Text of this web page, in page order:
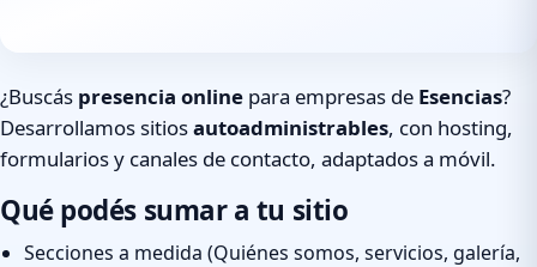
¿Buscás presencia online para empresas de Esencias?
Desarrollamos sitiosautoadministrables, con hosting,
formularios y canales de contacto, adaptados a móvil.
Qué podés sumar a tu sitio
Secciones a medida (Quiénes somos, servicios, galería,